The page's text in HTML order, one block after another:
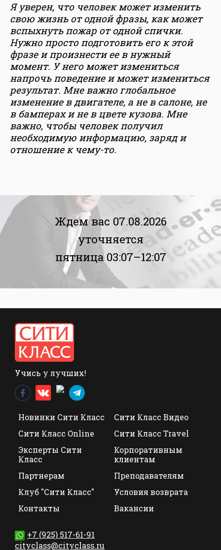
Я уверен, что человек может изменить
свою жизнь от одной фразы, как может
вспыхнуть пожар от одной спички.
Нужно просто подготовить его к этой
фразе и произнести ее в нужный
момент. У него может измениться
напрочь поведение и может измениться
результат. Мне важно глобальное
изменение в двигателе, а не в салоне, не
в бамперах и не в цвете кузова. Мне
важно, чтобы человек получил
необходимую информацию, заряд и
отношение к чему-то.
Ждем вас 07.08.2026
уточняется
пятница 03:07–12:07
Учись у лучших!
Новинки Сити Класс
Сити Класс Видео
Сити Класс Online
Сити Класс Travel
Эксперты Сити
Класс
Корпоративным
клиентам
Партнерам
Преподавателям
Клуб "Сити Класс"
Условия возврата
Контакты
Вакансии
+7 (925) 517-61-91
cityclass@cityclass.ru